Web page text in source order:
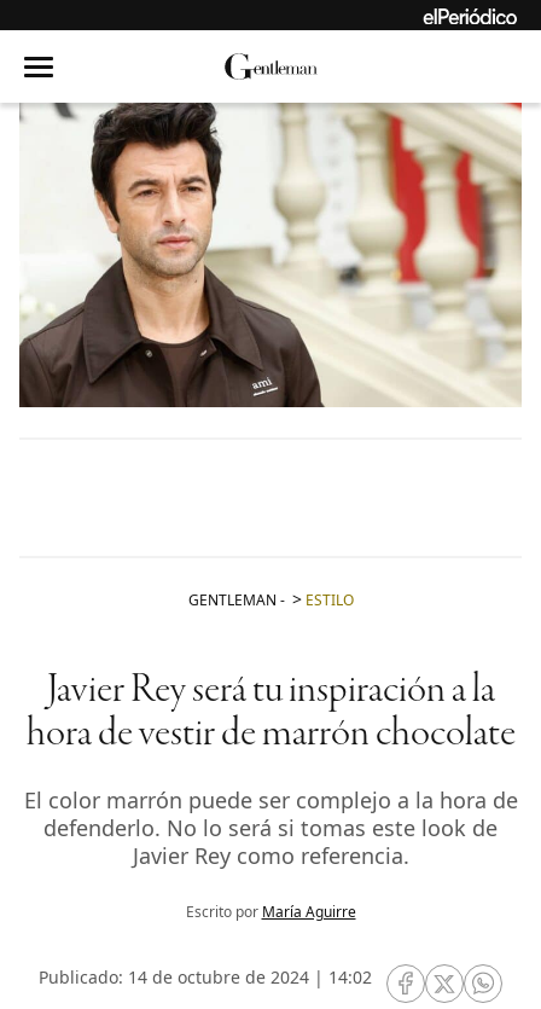
GENTLEMAN - ESTILO
Javier Rey será tu inspiración a la
hora de vestir de marrón chocolate
El color marrón puede ser complejo a la hora de
defenderlo. No lo será si tomas este look de
Javier Rey como referencia.
Escrito por María Aguirre
Publicado: 14 de octubre de 2024 | 14:02
RRSS Facebook
RRSSRRSS